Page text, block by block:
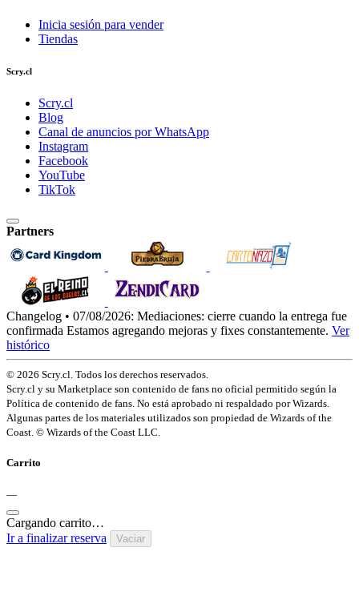
Inicia sesión para vender
Tiendas
Scry.cl
Scry.cl
Blog
Canal de anuncios por WhatsApp
Instagram
Facebook
YouTube
TikTok
Partners
Changelog • 07/08/2026: Mediaciones: cierre cuando la entrega fue
confirmada Estamos agregando mejoras y fixes constantemente. Ver
histórico
© 2026 Scry.cl. Todos los derechos reservados.
Scry.cl y su Marketplace son contenido de fans no oficial permitido según la
Política de contenido de fans. No está aprobado ni respaldado por Wizards.
Algunas partes de los materiales utilizados son propiedad de Wizards of the
Coast. © Wizards of the Coast LLC.
Carrito
—
Cargando carrito…
Ir a finalizar reserva
Vaciar